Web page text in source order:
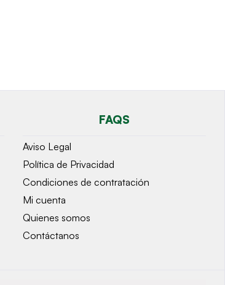
FAQS
Aviso Legal
Política de Privacidad
Condiciones de contratación
Mi cuenta
Quienes somos
Contáctanos